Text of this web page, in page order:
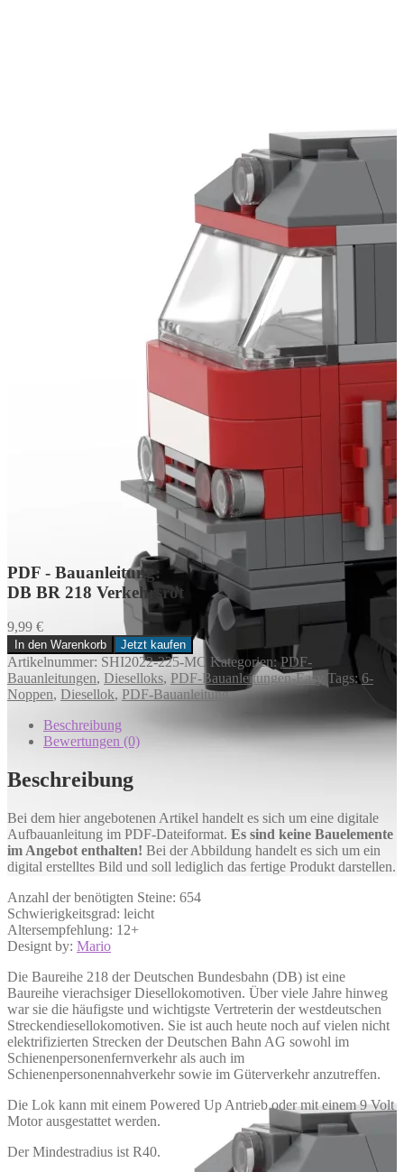
PDF - Bauanleitung:
DB BR 218 Verkehrsrot
9,99 €
DB
BR
218
Verkehrsrot
Menge
In den Warenkorb Jetzt kaufen
Artikelnummer: SHI2022-225-MC Kategorien: PDF-
Bauanleitungen, Dieselloks, PDF-Bauanleitungen-Easy Tags: 6-
Noppen, Diesellok, PDF-Bauanleitung
Beschreibung
Bewertungen (0)
Beschreibung
Bei dem hier angebotenen Artikel handelt es sich um eine digitale
Aufbauanleitung im PDF-Dateiformat. Es sind keine Bauelemente
im Angebot enthalten! Bei der Abbildung handelt es sich um ein
digital erstelltes Bild und soll lediglich das fertige Produkt darstellen.
Anzahl der benötigten Steine: 654
Schwierigkeitsgrad: leicht
Altersempfehlung: 12+
Designt by: Mario
Die Baureihe 218 der Deutschen Bundesbahn (DB) ist eine
Baureihe vierachsiger Diesellokomotiven. Über viele Jahre hinweg
war sie die häufigste und wichtigste Vertreterin der westdeutschen
Streckendiesellokomotiven. Sie ist auch heute noch auf vielen nicht
elektrifizierten Strecken der Deutschen Bahn AG sowohl im
Schienenpersonenfernverkehr als auch im
Schienenpersonennahverkehr sowie im Güterverkehr anzutreffen.
Die Lok kann mit einem Powered Up Antrieb oder mit einem 9 Volt
Motor ausgestattet werden.
Der Mindestradius ist R40.